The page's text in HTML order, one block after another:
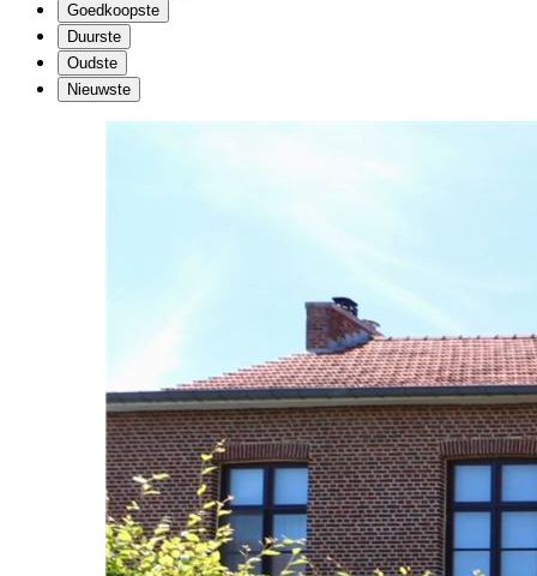
Goedkoopste
Duurste
Oudste
Nieuwste